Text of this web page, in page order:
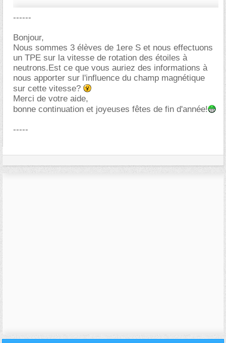
------
Bonjour,
Nous sommes 3 élèves de 1ere S et nous effectuons
un TPE sur la vitesse de rotation des étoiles à
neutrons.Est ce que vous auriez des informations à
nous apporter sur l'influence du champ magnétique
sur cette vitesse?
Merci de votre aide,
bonne continuation et joyeuses fêtes de fin d'année!
-----